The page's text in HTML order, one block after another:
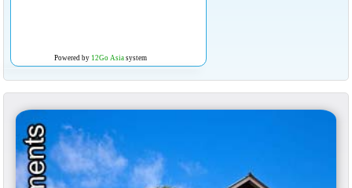
Powered by 12Go Asiasystem